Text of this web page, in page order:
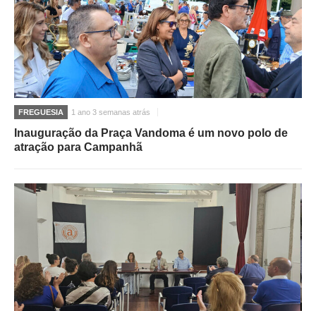
FREGUESIA 1 ano 3 semanas atrás
Inauguração da Praça Vandoma é um novo polo de
atração para Campanhã